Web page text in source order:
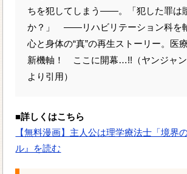
ちを犯してしまう――。「犯した罪は
か？」 ――リハビリテーション科を
心と身体の“真”の再生ストーリー。医
新機軸！ ここに開幕…!!（ヤンジャン
より引用）
■詳しくはこちら
【無料漫画】主人公は理学療法士「境界
ル』を読む